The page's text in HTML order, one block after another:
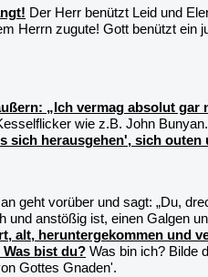
Der Herr benützt Leid und
Herrn zugute! Gott benützt ein
„Ich vermag absolut gar
wie z.B. John
sich herausgehen', sich outen
geht vorüber und sagt: „Du,
anstößig ist, einen Galgen
alt, heruntergekommen und
bist du? Was bin ich? Bilde
Gottes Gnaden'.